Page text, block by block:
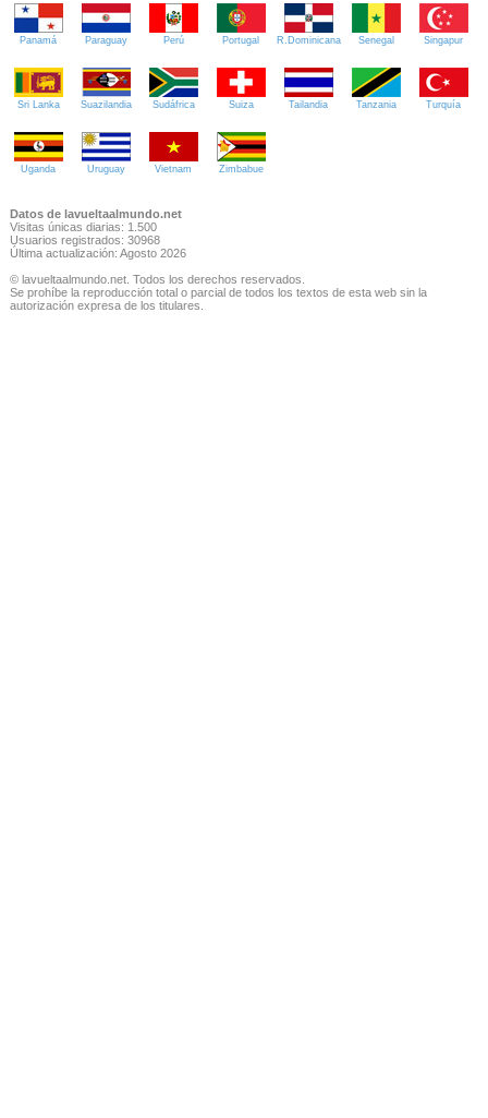
Panamá Paraguay Perú Portugal R.Dominicana Senegal Singapur
Sri Lanka Suazilandia Sudáfrica Suiza Tailandia Tanzania Turquía
Uganda Uruguay Vietnam Zimbabue
Datos de lavueltaalmundo.net
Visitas únicas diarias: 1.500
Usuarios registrados: 30968
Última actualización: Agosto 2026
© lavueltaalmundo.net. Todos los derechos reservados.
Se prohíbe la reproducción total o parcial de todos los textos de esta web sin la
autorización expresa de los titulares.